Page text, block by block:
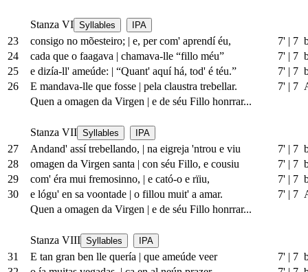
Stanza VI Syllables IPA
23 consigo no mõesteiro; | e, per com' aprendí éu, 7' | 7
24
cada que o faagava | chamava-lle “fillo méu” 7' | 7
25
e dizía-ll' ameúde: | “Quant' aquí há, tod' é téu.” 7' | 7
26
E mandava-lle que fosse | pela claustra trebellar. 7' | 7
Quen a omagen da Virgen | e de séu Fillo honrrar...
Stanza VII Syllables IPA
27 Andand' assí trebellando, | na eigreja 'ntrou e viu 7' | 7
28
omagen da Virgen santa | con séu Fillo, e cousiu 7' | 7
29
com' éra mui fremosinno, | e cató-o e rïiu, 7' | 7
30
e lógu' en sa voontade | o fillou muit' a amar. 7' | 7
Quen a omagen da Virgen | e de séu Fillo honrrar...
Stanza VIII Syllables IPA
31 E tan gran ben lle quería | que ameúde veer 7' | 7